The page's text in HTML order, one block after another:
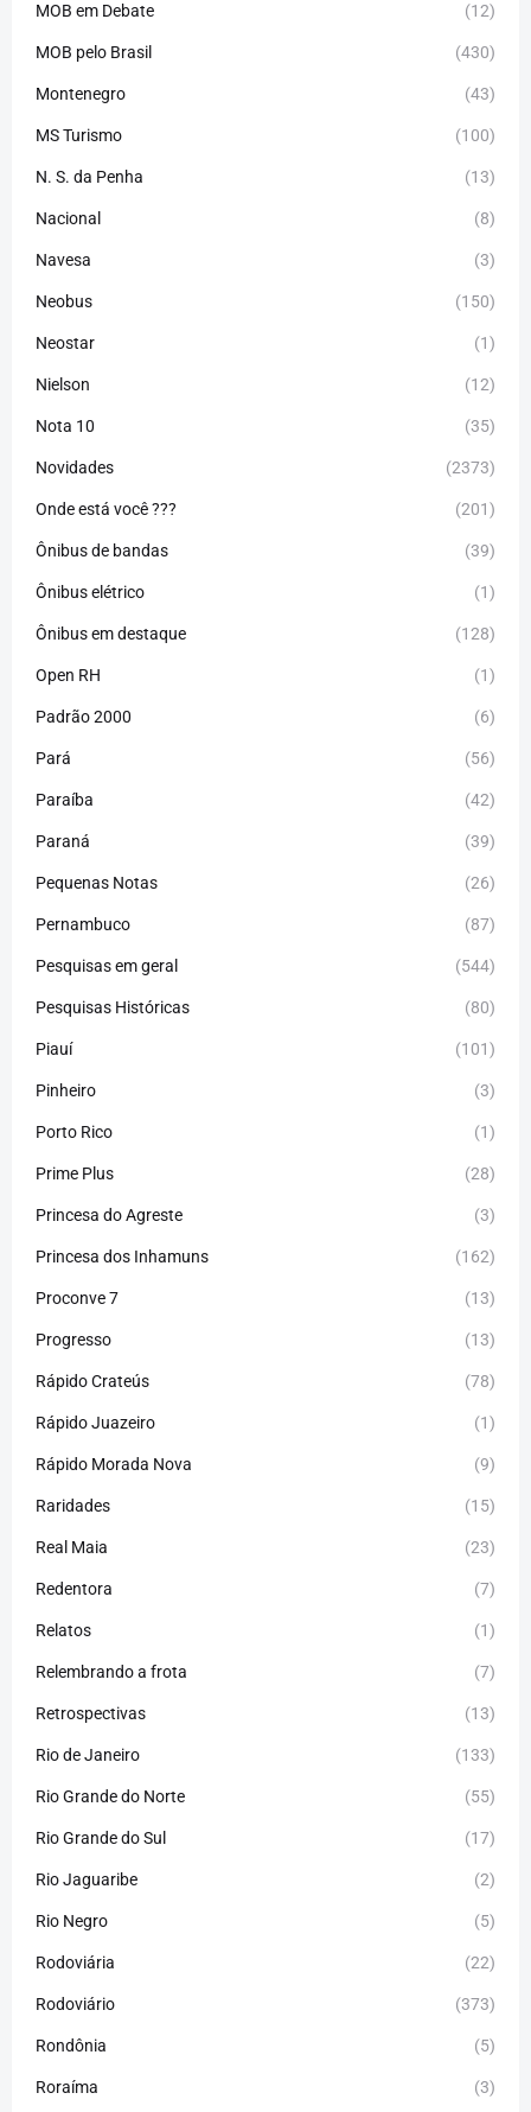
MOB em Debate (12)
MOB pelo Brasil (430)
Montenegro (43)
MS Turismo (100)
N. S. da Penha (13)
Nacional (8)
Navesa (3)
Neobus (150)
Neostar (1)
Nielson (12)
Nota 10 (35)
Novidades (2373)
Onde está você ??? (201)
Ônibus de bandas (39)
Ônibus elétrico (1)
Ônibus em destaque (128)
Open RH (1)
Padrão 2000 (6)
Pará (56)
Paraíba (42)
Paraná (39)
Pequenas Notas (26)
Pernambuco (87)
Pesquisas em geral (544)
Pesquisas Históricas (80)
Piauí (101)
Pinheiro (3)
Porto Rico (1)
Prime Plus (28)
Princesa do Agreste (3)
Princesa dos Inhamuns (162)
Proconve 7 (13)
Progresso (13)
Rápido Crateús (78)
Rápido Juazeiro (1)
Rápido Morada Nova (9)
Raridades (15)
Real Maia (23)
Redentora (7)
Relatos (1)
Relembrando a frota (7)
Retrospectivas (13)
Rio de Janeiro (133)
Rio Grande do Norte (55)
Rio Grande do Sul (17)
Rio Jaguaribe (2)
Rio Negro (5)
Rodoviária (22)
Rodoviário (373)
Rondônia (5)
Roraíma (3)